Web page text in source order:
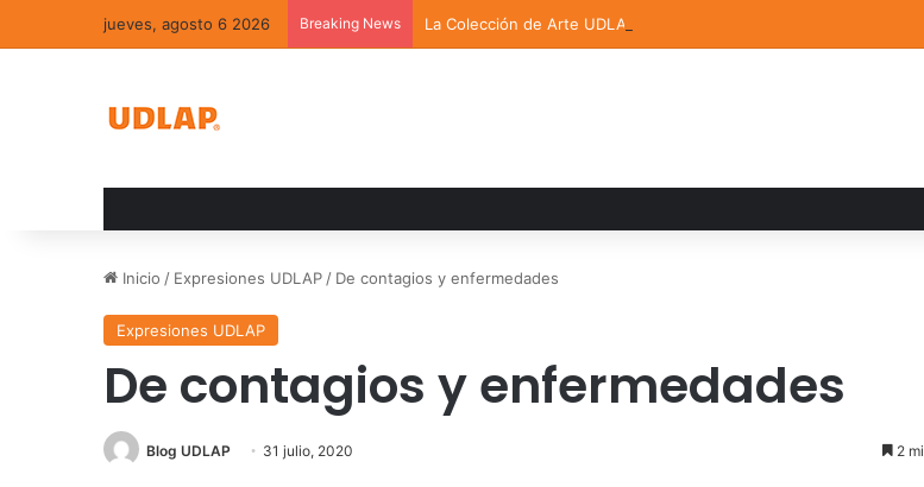
jueves, agosto 6 2026 Breaking News La Colección de Arte UDLAP fortalece su acervo con nuevas
Inicio / Expresiones UDLAP / De contagios y enfermedades
Expresiones UDLAP
De contagios y enfermedades
Blog UDLAP 31 julio, 2020 2